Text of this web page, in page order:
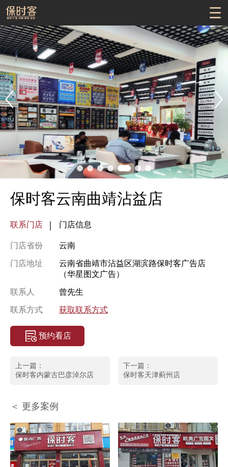
保时客云南曲靖沾益店
联系门店 门店信息
门店省份 云南
门店地址
云南省曲靖市沾益区湖滨路保时客广告店
（华星图文广告）
联系人 曾先生
联系方式 获取联系方式
预约看店
上一篇：
保时客内蒙古巴彦淖尔店
下一篇：
保时客天津蓟州店
＜ 更多案例